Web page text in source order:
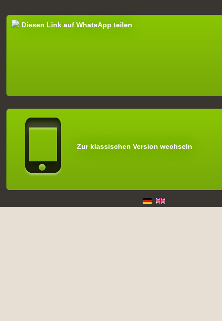
Diesen Link auf WhatsApp teilen
Zur klassischen Version wechseln